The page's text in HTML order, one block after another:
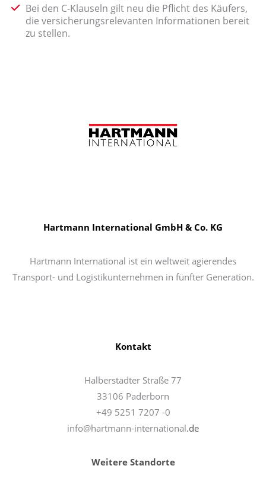
Bei den C-Klauseln gilt neu die Pflicht des Käufers,
die versicherungsrelevanten Informationen bereit
zu stellen.
Hartmann International GmbH & Co. KG
Hartmann International ist ein weltweit agierendes
Transport- und Logistikunternehmen in fünfter Generation.
Kontakt
Halberstädter Straße 77
33106 Paderborn
+49 5251 7207 -0
info@hartmann-international.de
Weitere Standorte